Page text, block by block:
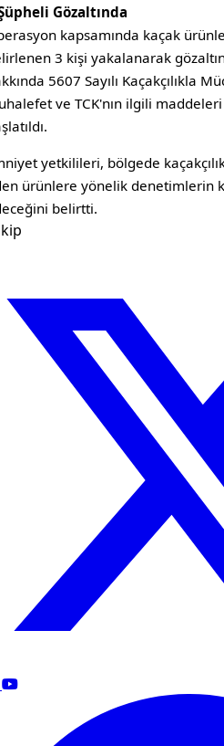
Gözaltında
kapsamında kaçak
3 kişi yakalanarak
5607 Sayılı Kaçakçılıkla
ve TCK'nın ilgili
yetkilileri, bölgede
ürünlere yönelik denetimlerin
belirtti.